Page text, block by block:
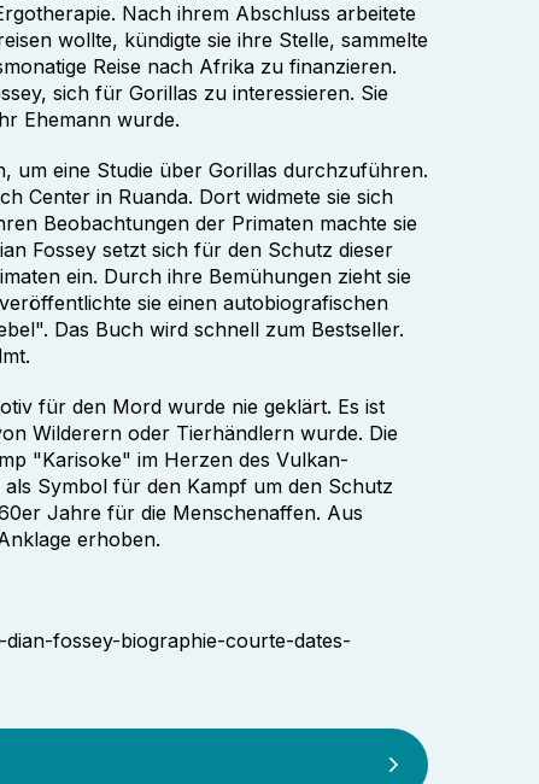
Nach ihrem Abschluss arbeitete
wollte, kündigte sie ihre Stelle, sammelte
Reise nach Afrika zu finanzieren.
sich für Gorillas zu interessieren. Sie
Ehemann wurde.
um eine Studie über Gorillas durchzuführen.
Center in Ruanda. Dort widmete sie sich
Beobachtungen der Primaten machte sie
Fossey setzt sich für den Schutz dieser
ein. Durch ihre Bemühungen zieht sie
sie einen autobiografischen
Das Buch wird schnell zum Bestseller.
für den Mord wurde nie geklärt. Es ist
Wilderern oder Tierhändlern wurde. Die
"Karisoke" im Herzen des Vulkan-
Symbol für den Kampf um den Schutz
Jahre für die Menschenaffen. Aus
erhoben.
fossey-biographie-courte-dates-